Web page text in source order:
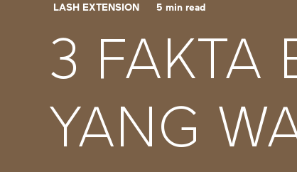
LASH EXTENSION 5 min read
3 FAKTA
YANG